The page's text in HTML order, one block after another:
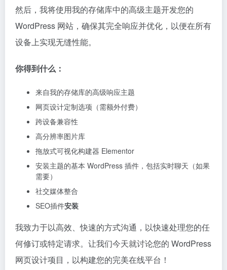
然后，我将使用我的存储库中的高级主题开发您的
WordPress 网站，确保其完全响应并优化，以便在所有
设备上实现无缝性能。
你得到什么：
来自我的存储库的高级响应主题
网页设计定制选项（需额外付费）
跨设备兼容性
高分辨率图片库
拖放式可视化构建器 Elementor
安装主题的基本 WordPress 插件，包括实时聊天（如果
需要）
社交媒体整合
SEO插件安装
我致力于以高效、快速的方式沟通，以快速处理您的任
何修订或特定请求。让我们今天就讨论您的 WordPress
网页设计项目，以构建您的完美在线平台！